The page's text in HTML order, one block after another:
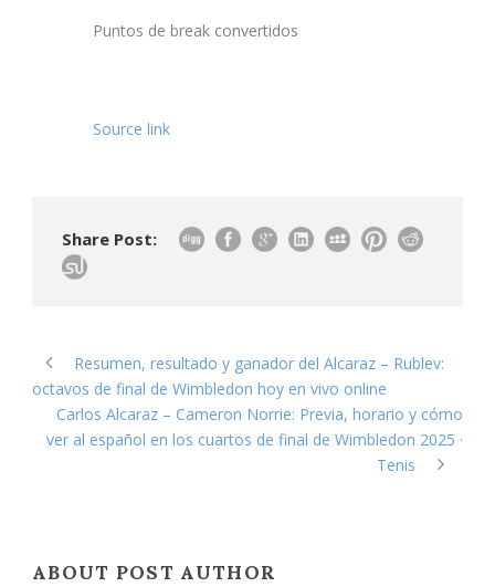
Puntos de break convertidos
Source link
Share Post:
Resumen, resultado y ganador del Alcaraz – Rublev:
octavos de final de Wimbledon hoy en vivo online
Carlos Alcaraz – Cameron Norrie: Previa, horario y cómo
ver al español en los cuartos de final de Wimbledon 2025 ·
Tenis
ABOUT POST AUTHOR